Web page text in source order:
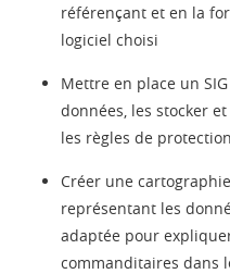
référençant et en la
logiciel choisi
Mettre en place un
données, les stocker
les règles de
Créer une
représentant les
adaptée pour
commanditaires dans